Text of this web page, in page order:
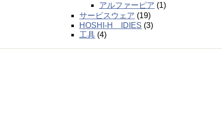
アルファーピア (1)
サービスウェア (19)
HOSHI-H IDIES (3)
工具 (4)